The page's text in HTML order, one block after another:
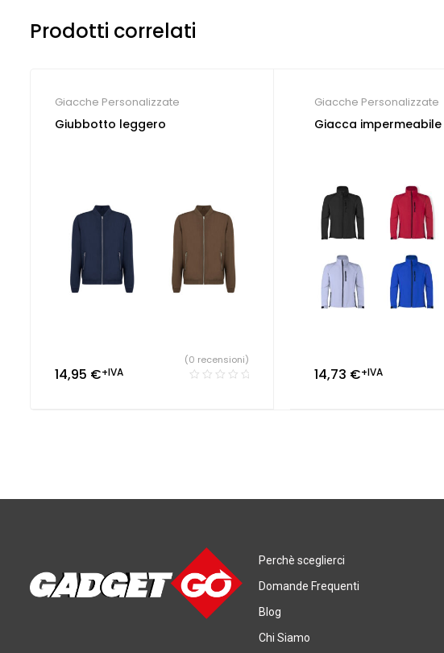
Prodotti correlati
Giacche Personalizzate
Giubbotto leggero
14,95 €+IVA
(0 recensioni)
Giacche Personalizzate
Giacca impermeabile
14,73 €+IVA
Perchè sceglierci
Domande Frequenti
Blog
Chi Siamo